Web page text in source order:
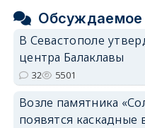
Обсуждаемое
В Севастополе
центра Балаклавы
32 5501
Возле памятника
появятся каскадные